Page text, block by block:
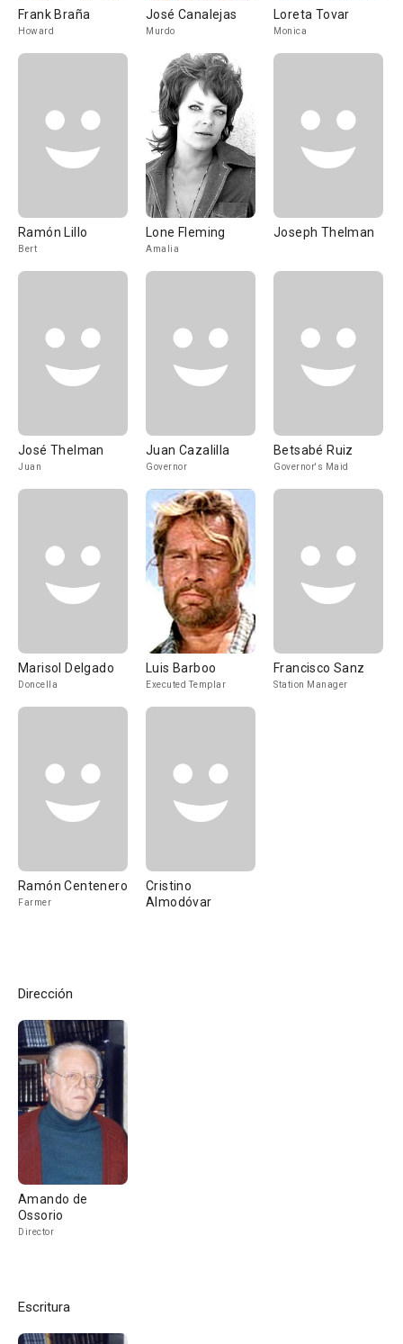
Frank Braña
Howard
José Canalejas
Murdo
Loreta Tovar
Monica
Ramón Lillo
Bert
Lone Fleming
Amalia
Joseph Thelman
José Thelman
Juan
Juan Cazalilla
Governor
Betsabé Ruiz
Governor's Maid
Marisol Delgado
Doncella
Luis Barboo
Executed Templar
Francisco Sanz
Station Manager
Ramón Centenero
Farmer
Cristino
Almodóvar
Dirección
Amando de
Ossorio
Director
Escritura